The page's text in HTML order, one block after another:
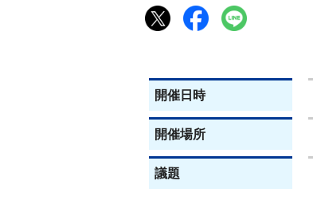
開催日時
開催場所
議題